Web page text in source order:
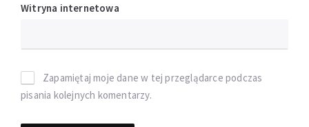
Witryna internetowa
Zapamiętaj moje dane w tej przeglądarce podczas
pisania kolejnych komentarzy.